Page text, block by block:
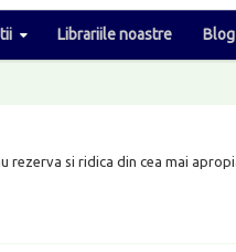
Librariile noastre Blog
rezerva si ridica din cea mai